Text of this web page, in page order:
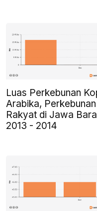
Luas Perkebunan
Arabika, Perkebunan
Rakyat di Jawa
2013 - 2014